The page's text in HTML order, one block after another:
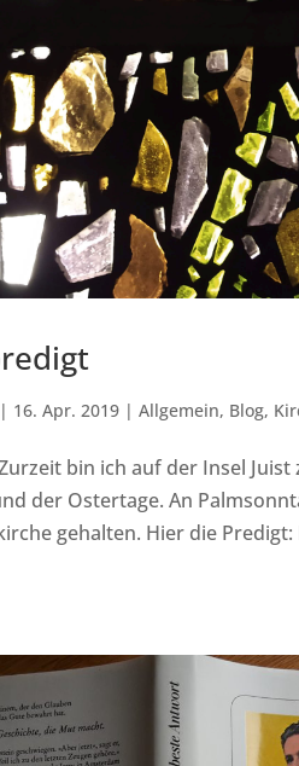
| 16. Apr. 2019 |Allgemein, Blog,
bin ich auf der Insel
der Ostertage. An
gehalten. Hier die